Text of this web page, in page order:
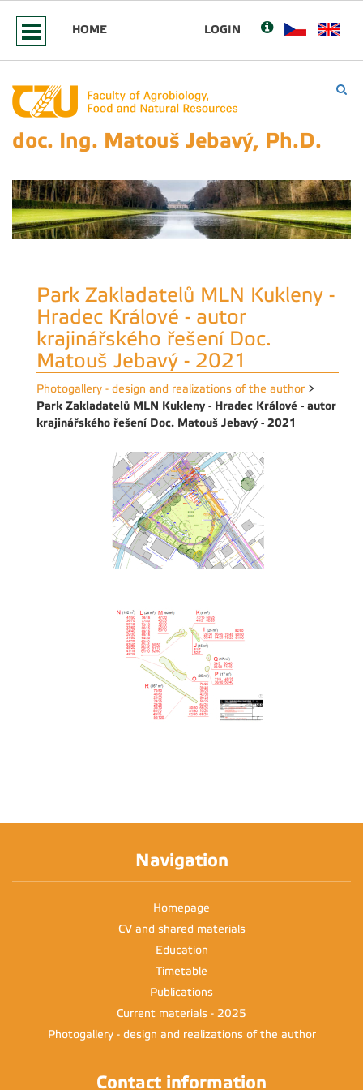
HOME LOGIN
doc. Ing. Matouš Jebavý, Ph.D.
Park Zakladatelů MLN Kukleny -
Hradec Králové - autor
krajinářského řešení Doc.
Matouš Jebavý - 2021
Photogallery - design and realizations of the author >
Park Zakladatelů MLN Kukleny - Hradec Králové - autor
krajinářského řešení Doc. Matouš Jebavý - 2021
Navigation
Homepage
CV and shared materials
Education
Timetable
Publications
Current materials - 2025
Photogallery - design and realizations of the author
Contact information